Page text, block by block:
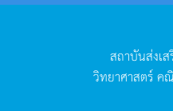
สถาบันส่งเ
วิทยาศาสตร์ค